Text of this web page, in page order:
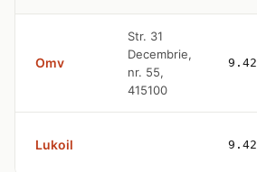
Omv
Str. 31
Decembrie,
nr. 55,
415100
9.42
Lukoil 9.42